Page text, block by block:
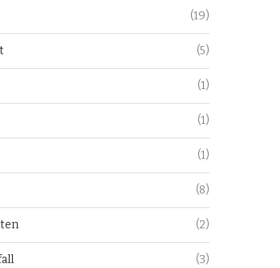
(19)
(5)
(1)
(1)
(1)
(8)
(2)
(3)